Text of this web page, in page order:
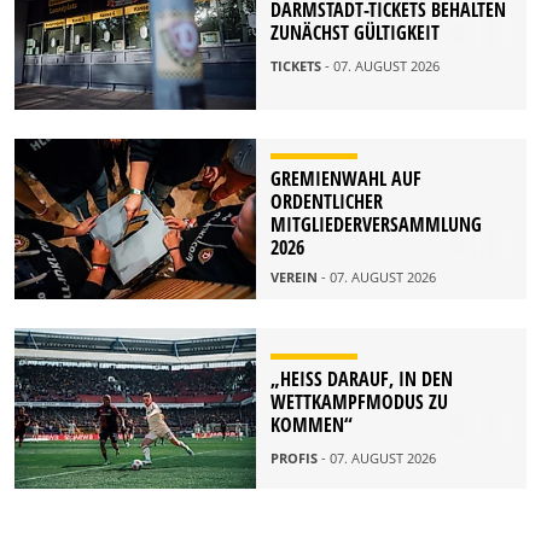
DARMSTADT-TICKETS BEHALTEN
ZUNÄCHST GÜLTIGKEIT
TICKETS - 07. AUGUST 2026
GREMIENWAHL AUF
ORDENTLICHER
MITGLIEDERVERSAMMLUNG
2026
VEREIN - 07. AUGUST 2026
„HEISS DARAUF, IN DEN W
ETTKAMPFMODUS ZU K
OMMEN“
PROFIS - 07. AUGUST 2026